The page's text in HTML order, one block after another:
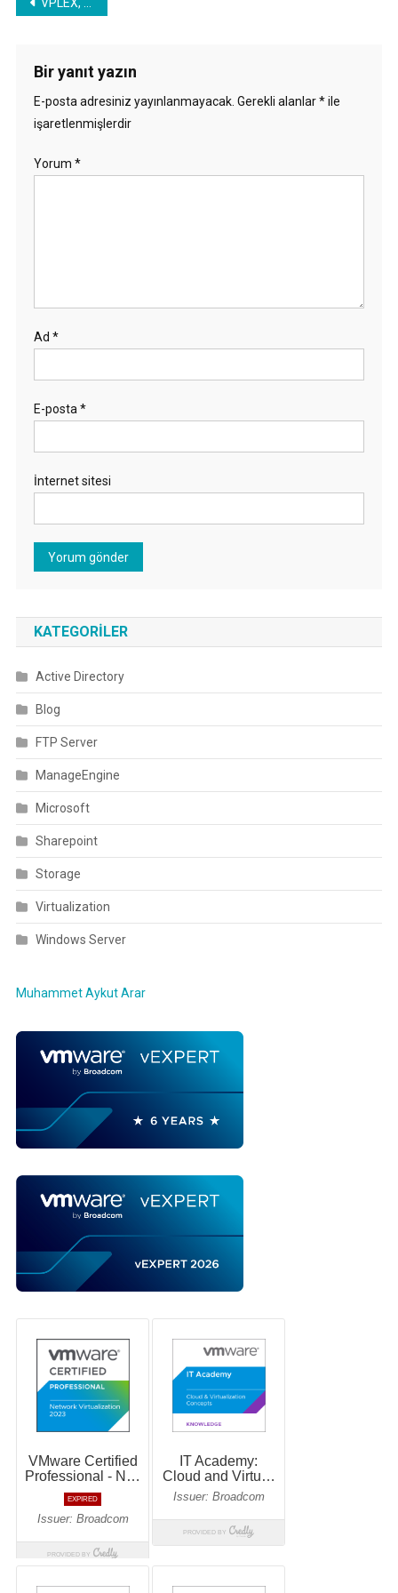
Bir yanıt yazın
E-posta adresiniz yayınlanmayacak. Gerekli alanlar*ile
işaretlenmişlerdir
Yorum *
Ad *
E-posta *
İnternet sitesi
KATEGORILER
Active Directory
Blog
FTP Server
ManageEngine
Microsoft
Sharepoint
Storage
Virtualization
Windows Server
Muhammet Aykut Arar